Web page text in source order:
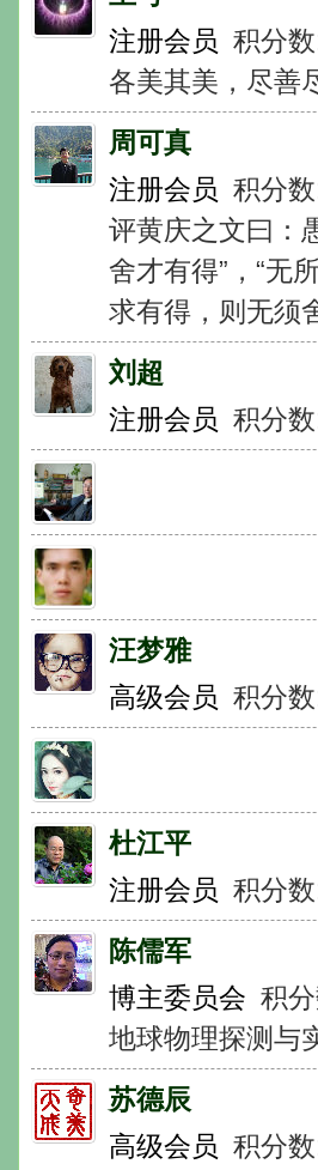
注册会员 积分
各美其美，尽善
周可真
注册会员 积分
评黄庆之文曰：
舍才有得”，“无
求有得，则无须
刘超
注册会员 积分
汪梦雅
高级会员 积分
杜江平
注册会员 积分
陈儒军
博主委员会 积
地球物理探测与
苏德辰
高级会员 积分